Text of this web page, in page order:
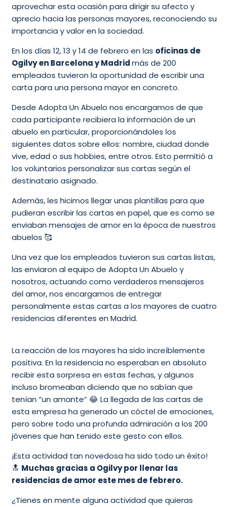
aprovechar esta ocasión para dirigir su afecto y
aprecio hacia las personas mayores, reconociendo su
importancia y valor en la sociedad.
En los días 12, 13 y 14 de febrero en las oficinas de
Ogilvy en Barcelona y Madridmás de 200
empleados tuvieron la oportunidad de escribir una
carta para una persona mayor en concreto.
Desde Adopta Un Abuelo nos encargamos de que
cada participante recibiera la información de un
abuelo en particular, proporcionándoles los
siguientes datos sobre ellos: nombre, ciudad donde
vive, edad o sus hobbies, entre otros. Esto permitió a
los voluntarios personalizar sus cartas según el
destinatario asignado.
Además, les hicimos llegar unas plantillas para que
pudieran escribir las cartas en papel, que es como se
enviaban mensajes de amor en la época de nuestros
abuelos 🥰
Una vez que los empleados tuvieron sus cartas listas,
las enviaron al equipo de Adopta Un Abuelo y
nosotros, actuando como verdaderos mensajeros
del amor, nos encargamos de entregar
personalmente estas cartas a los mayores de cuatro
residencias diferentes en Madrid.
La reacción de los mayores ha sido increíblemente
positiva. En la residencia no esperaban en absoluto
recibir esta sorpresa en estas fechas, y algunos
incluso bromeaban diciendo que no sabían que
tenían “un amante” 😂 La llegada de las cartas de
esta empresa ha generado un cóctel de emociones,
pero sobre todo una profunda admiración a los 200
jóvenes que han tenido este gesto con ellos.
¡Esta actividad tan novedosa ha sido todo un éxito!
🔝 Muchas gracias a Ogilvy por llenar las
residencias de amor este mes de febrero.
¿Tienes en mente alguna actividad que quieras